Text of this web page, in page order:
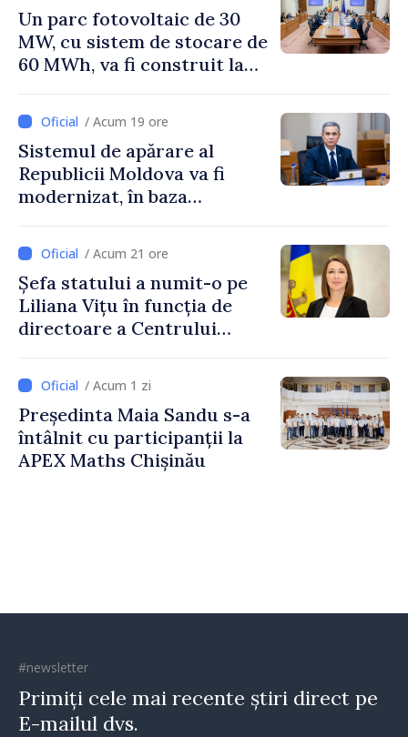
Un parc fotovoltaic de 30
MW, cu sistem de stocare de
60 MWh, va fi construit la
/ Acum 19 ore
Sistemul de apărare al
Republicii Moldova va fi
modernizat, în baza
implementare a Strategiei
Naționale de Apărare
/ Acum 21 ore
Șefa statului a numit-o pe
Liliana Vițu în funcția de
directoare a Centrului
Strategică și Contracarare a
Dezinformării
/ Acum 1 zi
Președinta Maia Sandu s-a
întâlnit cu participanții la
APEX Maths Chișinău
#newsletter
Primiți cele mai recente știri direct pe
E-mailul dvs.